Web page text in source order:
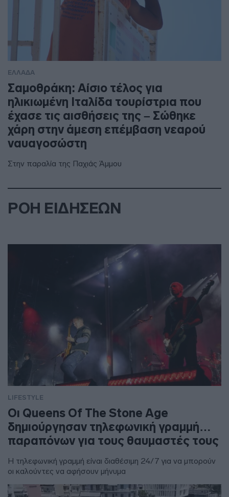
ΕΛΛΑΔΑ
Σαμοθράκη: Αίσιο τέλος για
ηλικιωμένη Ιταλίδα τουρίστρια που
έχασε τις αισθήσεις της – Σώθηκε
χάρη στην άμεση επέμβαση νεαρού
ναυαγοσώστη
Στην παραλία της Παχιάς Άμμου
ΡΟΗ ΕΙΔΗΣΕΩΝ
LIFESTYLE
Οι Queens Of The Stone Age
δημιούργησαν τηλεφωνική γραμμή…
παραπόνων για τους θαυμαστές τους
Η τηλεφωνική γραμμή είναι διαθέσιμη 24/7 για να μπορούν
οι καλούντες να αφήσουν μήνυμα